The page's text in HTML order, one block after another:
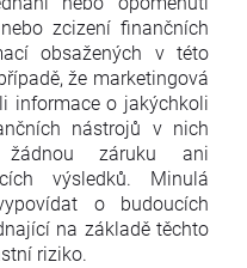
zcizení finančních
obsažených v této
že marketingová
informace o jakýchkoli
nástrojů v nich
žádnou záruku ani
výsledků. Minulá
o budoucích
na základě těchto
riziko.